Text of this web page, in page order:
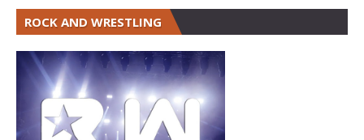
ROCK AND WRESTLING